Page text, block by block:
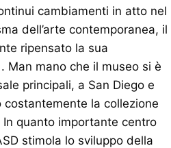
cambiamenti in atto nel
dell’arte contemporanea, il
ripensato la sua
Man mano che il museo si è
principali, a San Diego e
costantemente la collezione
quanto importante centro
stimola lo sviluppo della